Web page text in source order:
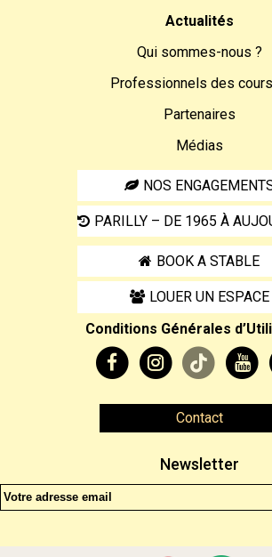
Actualités
Qui sommes-nous ?
Professionnels des
Partenaires
Médias
NOS
PARILLY – DE 1965 À
BOOK A STABLE
LOUER UN ESPACE
Conditions Générales
Contact
Newsletter